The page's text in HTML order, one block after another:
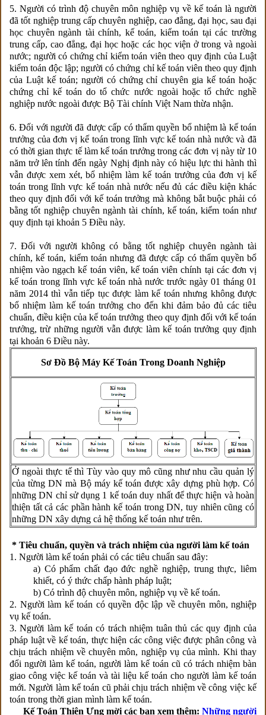
5. Người có trình độ chuyên môn nghiệp vụ về kế toán là người
đã tốt nghiệp trung cấp chuyên nghiệp, cao đẳng, đại học, sau đại
học chuyên ngành tài chính, kế toán, kiểm toán tại các trường
trung cấp, cao đẳng, đại học hoặc các học viện ở trong và ngoài
nước; người có chứng chỉ kiểm toán viên theo quy định của Luật
kiểm toán độc lập; người có chứng chỉ kế toán viên theo quy định
của Luật kế toán; người có chứng chỉ chuyên gia kế toán hoặc
chứng chỉ kế toán do tổ chức nước ngoài hoặc tổ chức nghề
nghiệp nước ngoài được Bộ Tài chính Việt Nam thừa nhận.
6. Đối với người đã được cấp có thẩm quyền bổ nhiệm là kế toán
trưởng của đơn vị kế toán trong lĩnh vực kế toán nhà nước và đã
có thời gian thực tế làm kế toán trưởng trong các đơn vị này từ 10
năm trở lên tính đến ngày Nghị định này có hiệu lực thi hành thì
vẫn được xem xét, bổ nhiệm làm kế toán trưởng của đơn vị kế
toán trong lĩnh vực kế toán nhà nước nếu đủ các điều kiện khác
theo quy định đối với kế toán trưởng mà không bắt buộc phải có
bằng tốt nghiệp chuyên ngành tài chính, kế toán, kiểm toán như
quy định tại khoản 5 Điều này.
7. Đối với người không có bằng tốt nghiệp chuyên ngành tài
chính, kế toán, kiểm toán nhưng đã được cấp có thẩm quyền bổ
nhiệm vào ngạch kế toán viên, kế toán viên chính tại các đơn vị
kế toán trong lĩnh vực kế toán nhà nước trước ngày 01 tháng 01
năm 2014 thì vẫn tiếp tục được làm kế toán nhưng không được
bổ nhiệm làm kế toán trưởng cho đến khi đảm bảo đủ các tiêu
chuẩn, điều kiện của kế toán trưởng theo quy định đối với kế toán
trưởng, trừ những người vẫn được làm kế toán trưởng quy định
tại khoản 6 Điều này.
Sơ Đồ Bộ Máy Kế Toán Trong Doanh Nghiệp
Ở ngoài thực tế thì Tùy vào quy mô cũng như nhu cầu quản lý
của từng DN mà Bộ máy kế toán được xây dựng phù hợp. Có
những DN chỉ sử dụng 1 kế toán duy nhất để thực hiện và hoàn
thiện tất cả các phần hành kế toán trong DN, tuy nhiên cũng có
những DN xây dựng cả hệ thống kế toán như trên.
* Tiêu chuẩn, quyền và trách nhiệm của người làm kế toán
1. Người làm kế toán phải có các tiêu chuẩn sau đây:
a) Có phẩm chất đạo đức nghề nghiệp, trung thực, liêm
khiết, có ý thức chấp hành pháp luật;
b) Có trình độ chuyên môn, nghiệp vụ về kế toán.
2. Người làm kế toán có quyền độc lập về chuyên môn, nghiệp
vụ kế toán.
3. Người làm kế toán có trách nhiệm tuân thủ các quy định của
pháp luật về kế toán, thực hiện các công việc được phân công và
chịu trách nhiệm về chuyên môn, nghiệp vụ của mình. Khi thay
đổi người làm kế toán, người làm kế toán cũ có trách nhiệm bàn
giao công việc kế toán và tài liệu kế toán cho người làm kế toán
mới. Người làm kế toán cũ phải chịu trách nhiệm về công việc kế
toán trong thời gian mình làm kế toán.
Kế Toán Thiên Ưng mời các bạn xem thêm: Những người